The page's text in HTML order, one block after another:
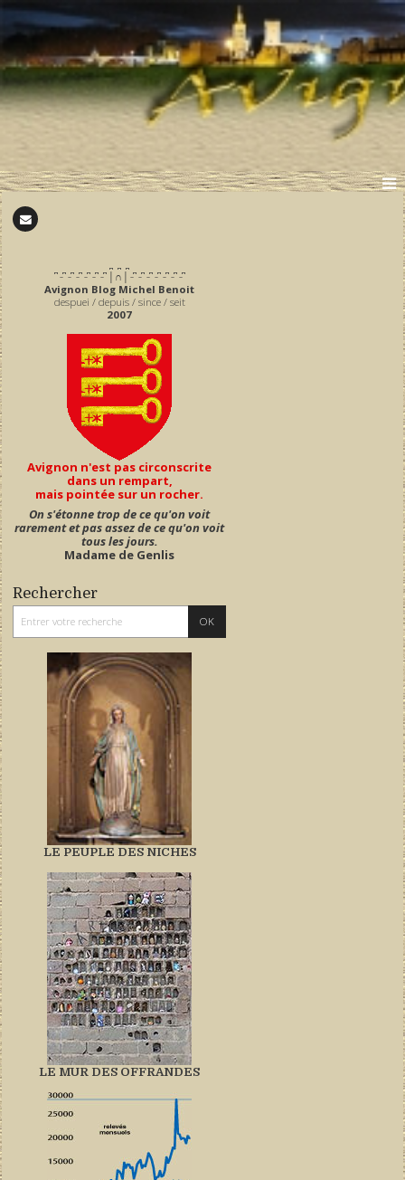
͆ ̵ ͆ ̵ ͆ ̵ ͆ ̵ ͆ ̵ ͆ ̵ ͆ │∩│ ̵ ͆ ̵ ͆ ̵ ͆ ̵ ͆ ̵ ͆ ̵ ͆ ̵ ͆
Avignon Blog Michel Benoit
despuei / depuis / since / seit
2007
Avignon n'est pas circonscrite
dans un rempart,
mais pointée sur un rocher.
On s'étonne trop de ce qu'on voit
rarement et pas assez de ce qu'on voit
tous les jours.
Madame de Genlis
Rechercher
LE PEUPLE DES NICHES
LE MUR DES OFFRANDES